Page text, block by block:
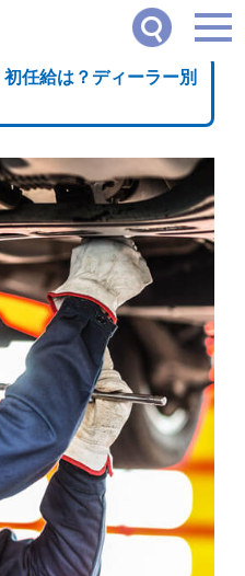
士の平均年収・初任給は？ディーラー別の
任給は？ディーラー別